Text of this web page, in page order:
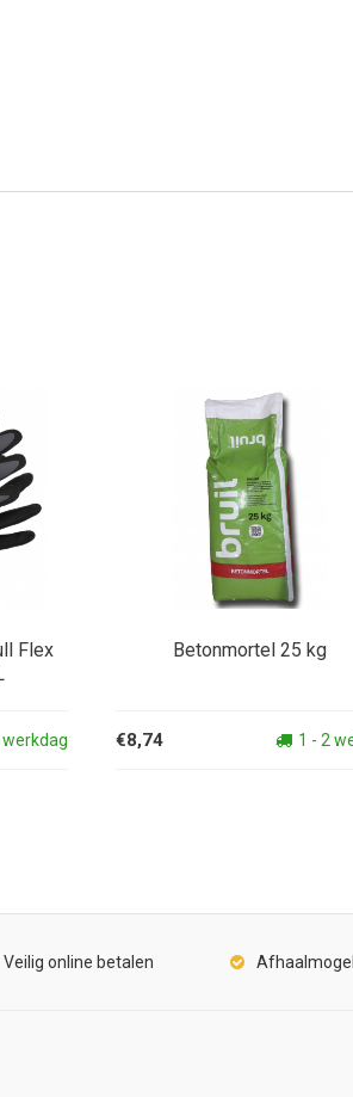
Flex
werkdag
Betonmortel 25 kg
€8,74 1 - 2
Veilig online betalen